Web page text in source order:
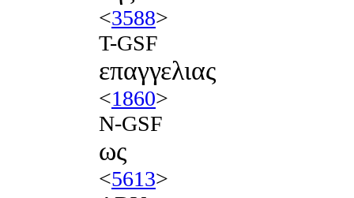
<3588>
T-GSF
επαγγελιας
<1860>
N-GSF
ως
<5613>